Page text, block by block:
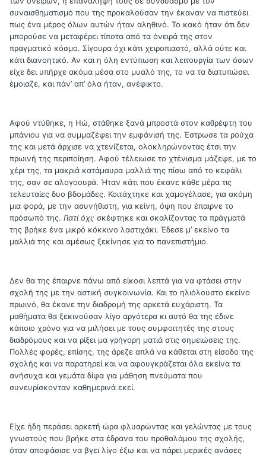
συναισθηματισμό που της προκαλούσαν την έκαναν να πιστεύει
πως ένα μέρος όλων αυτών ήταν αληθινό. Το κακό ήταν ότι δεν
μπορούσε να μεταφέρει τίποτα από τα όνειρά της στον
πραγματικό κόσμο. Σίγουρα όχι κάτι χειροπιαστό, αλλά ούτε και
κάτι διανοητικό. Αν και η όλη εντύπωση και λειτουργία των όσων
είχε δει υπήρχε ακόμα μέσα στο μυαλό της, το να τα διατυπώσει
έμοιαζε, και πάν’ απ’ όλα ήταν, ανέφικτο.
Αφού ντύθηκε, η Ηώ, στάθηκε ξανά μπροστά στον καθρέφτη του
μπάνιου για να συμμαζέψει την εμφάνισή της. Έστρωσε τα ρούχα
της και μετά άρχισε να χτενίζεται, ολοκληρώνοντας έτσι την
πρωινή της περιποίηση. Αφού τέλειωσε το χτένισμα μάζεψε, με το
χέρι της, τα μακριά κατάμαυρα μαλλιά της πίσω από το κεφάλι
της, σαν σε αλογοουρά. Ήταν κάτι που έκανε κάθε μέρα τις
τελευταίες δυο βδομάδες. Κοιτάχτηκε και χαμογέλασε, για ακόμη
μια φορά, με την ασυνήθιστη, για κείνη, όψη που έπαιρνε το
πρόσωπό της. Γιατί όχι; σκέφτηκε και σκαλίζοντας τα πράγματά
της βρήκε ένα μικρό κόκκινο λαστιχάκι. Έδεσε μ’ εκείνο τα
μαλλιά της και αμέσως ξεκίνησε για το πανεπιστήμιο.
Δεν θα της έπαιρνε πάνω από είκοσι λεπτά για να φτάσει στην
σχολή της με την αστική συγκοινωνία. Και το ηλιόλουστο εκείνο
πρωινό, θα έκανε την διαδρομή της αρκετά ευχάριστη. Τα
μαθήματα θα ξεκινούσαν λίγο αργότερα κι αυτό θα της έδινε
κάποιο χρόνο για να μιλήσει με τους συμφοιτητές της στους
διαδρόμους και να ρίξει μα γρήγορη ματιά στις σημειώσεις της.
Πολλές φορές, επίσης, της άρεζε απλά να κάθεται στη είσοδο της
σχολής και να παρατηρεί και να αφουγκράζεται όλα εκείνα τα
ανήσυχα και γεμάτα δίψα για μάθηση πνεύματα που
συνευρίσκονταν καθημερινά εκεί.
Είχε ήδη περάσει αρκετή ώρα φλυαρώντας και γελώντας με τους
γνωστούς που βρήκε στα έδρανα του προθαλάμου της σχολής,
όταν αποφάσισε να βγει λίγο έξω και να πάρει μερικές ανάσες